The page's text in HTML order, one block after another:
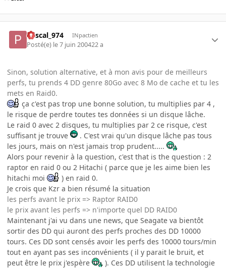
Pascal_974 INpactien
Posté(e) le 7 juin 200422 a
Sinon, solution alternative, et à mon avis pour de meilleurs
perfs, tu prends 4 DD genre 80Go avec 8 Mo de cache et tu les
mets en Raid0.
ça c'est pas trop une bonne solution, tu multiplies par 4 ,
le risque de perdre toutes tes données si un disque lâche.
Le raid 0 avec 2 disques, tu multiplies par 2 ce risque, c'est
suffisant je trouve
. C'est vrai qu'un disque lâche pas tous
les jours, mais on n'est jamais trop prudent.....
Alors pour revenir à la question, c'est that is the question : 2
raptor en raid 0 ou 2 Hitachi ( parce que je les aime bien les
hitachi moi
) en raid 0.
Je crois que Kzr a bien résumé la situation
les perfs avant le prix => Raptor RAID0
le prix avant les perfs => n'importe quel DD RAID0
Maintenant j'ai vu dans une news, que Seagate va bientôt
sortir des DD qui auront des perfs proches des DD 10000
tours. Ces DD sont censés avoir les perfs des 10000 tours/min
tout en ayant pas ses inconvénients ( il y parait le bruit, et
peut être le prix j'espère
). Ces DD utilisent la technologie